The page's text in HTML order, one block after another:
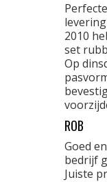
2010
set
Op
ROB
Goed
bedrijf
Juiste